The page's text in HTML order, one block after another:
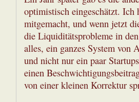
optimistisch eingeschätzt. Ich
mitgemacht, und wenn jetzt
die Liquiditätsprobleme in
alles, ein ganzes System von
und nicht nur ein paar
einen
von einer kleinen Korrektur